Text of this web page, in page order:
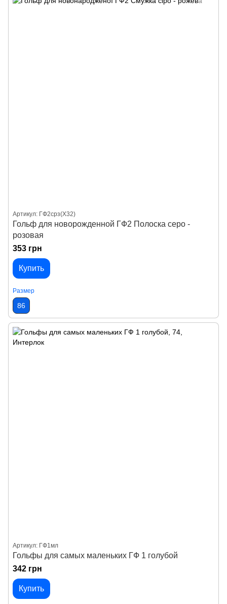
Артикул: ГФ2срз(X32)
Гольф для новорожденной ГФ2 Полоска серо -
розовая
353 грн
Купить
Размер
86
Артикул: ГФ1мл
Гольфы для самых маленьких ГФ 1 голубой
342 грн
Купить